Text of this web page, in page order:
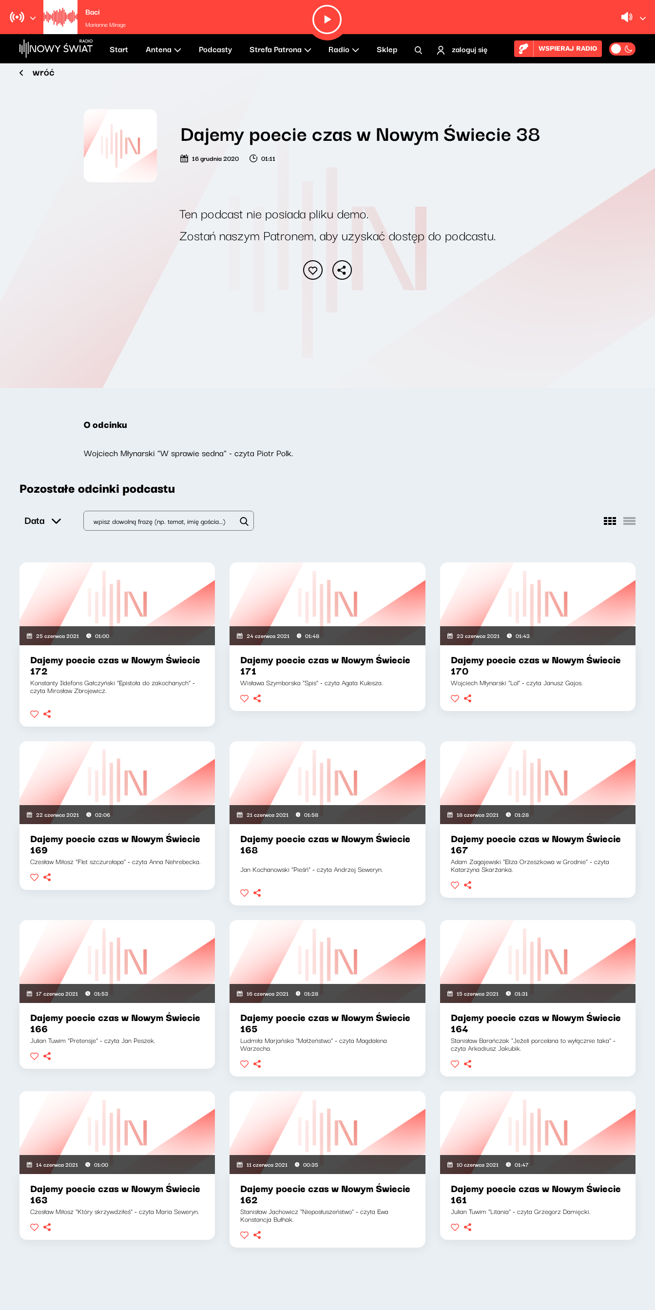
Baci
Marianne Mirage
Start Antena Podcasty Strefa Patrona Radio Sklep zaloguj się WSPIERAJ RADIO
wróć
Dajemy poecie czas w Nowym Świecie 38
16 grudnia 2020 01:11
Ten podcast nie posiada pliku demo.
Zostań naszym Patronem, aby uzyskać dostęp do podcastu.
O odcinku
Wojciech Młynarski "W sprawie sedna" - czyta Piotr Polk.
Pozostałe odcinki podcastu
Data
25 czerwca 2021 01:00
Dajemy poecie czas w Nowym Świecie
172
Konstanty Ildefons Gałczyński "Epistoła do zakochanych" -
czyta Mirosław Zbrojewicz.
24 czerwca 2021 01:48
Dajemy poecie czas w Nowym Świecie
171
Wisława Szymborska "Spis" - czyta Agata Kulesza.
23 czerwca 2021 01:43
Dajemy poecie czas w Nowym Świecie
170
Wojciech Młynarski "Lol" - czyta Janusz Gajos.
22 czerwca 2021 02:06
Dajemy poecie czas w Nowym Świecie
169
Czesław Miłosz "Flet szczurołapa" - czyta Anna Nehrebecka.
21 czerwca 2021 01:58
Dajemy poecie czas w Nowym Świecie
168
Jan Kochanowski "Pieśń" - czyta Andrzej Seweryn.
18 czerwca 2021 01:28
Dajemy poecie czas w Nowym Świecie
167
Adam Zagajewski "Eliza Orzeszkowa w Grodnie" - czyta
Katarzyna Skarżanka.
17 czerwca 2021 01:53
Dajemy poecie czas w Nowym Świecie
166
Julian Tuwim "Pretensje" - czyta Jan Peszek.
16 czerwca 2021 01:28
Dajemy poecie czas w Nowym Świecie
165
Ludmiła Marjańska "Małżeństwo" - czyta Magdalena
Warzecha.
15 czerwca 2021 01:31
Dajemy poecie czas w Nowym Świecie
164
Stanisław Barańczak "Jeżeli porcelana to wyłącznie taka" -
czyta Arkadiusz Jakubik.
14 czerwca 2021 01:00
Dajemy poecie czas w Nowym Świecie
163
Czesław Miłosz "Który skrzywdziłeś" - czyta Maria Seweryn.
11 czerwca 2021 00:35
Dajemy poecie czas w Nowym Świecie
162
Stanisław Jachowicz "Nieposłuszeństwo" - czyta Ewa
Konstancja Bułhak.
10 czerwca 2021 01:47
Dajemy poecie czas w Nowym Świecie
161
Julian Tuwim "Litania" - czyta Grzegorz Damięcki.